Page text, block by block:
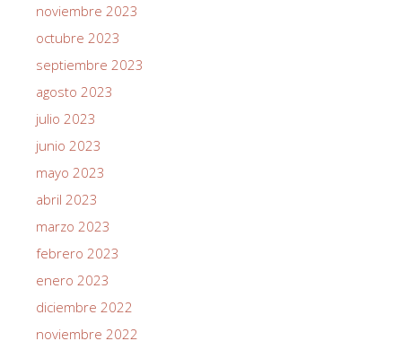
noviembre 2023
octubre 2023
septiembre 2023
agosto 2023
julio 2023
junio 2023
mayo 2023
abril 2023
marzo 2023
febrero 2023
enero 2023
diciembre 2022
noviembre 2022